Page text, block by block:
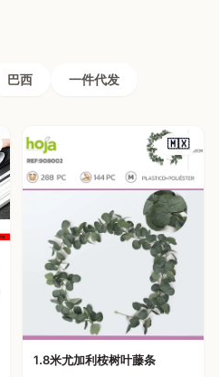
巴西 一件代发
🇲🇽
1.8米尤加利桉树叶藤条